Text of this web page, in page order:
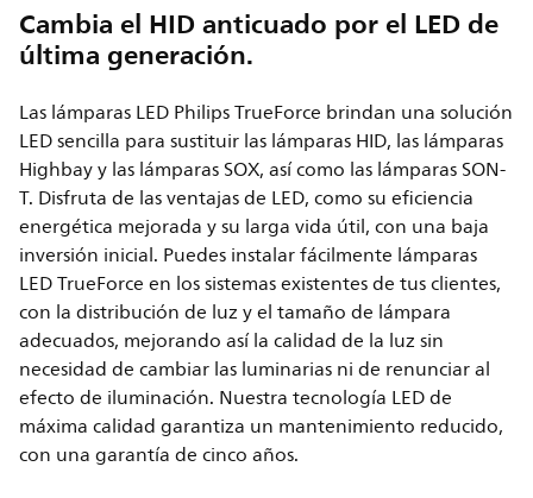
Cambia el HID anticuado por el LED de
última generación.
Las lámparas LED Philips TrueForce brindan una solución
LED sencilla para sustituir las lámparas HID, las lámparas
Highbay y las lámparas SOX, así como las lámparas SON-
T. Disfruta de las ventajas de LED, como su eficiencia
energética mejorada y su larga vida útil, con una baja
inversión inicial. Puedes instalar fácilmente lámparas
LED TrueForce en los sistemas existentes de tus clientes,
con la distribución de luz y el tamaño de lámpara
adecuados, mejorando así la calidad de la luz sin
necesidad de cambiar las luminarias ni de renunciar al
efecto de iluminación. Nuestra tecnología LED de
máxima calidad garantiza un mantenimiento reducido,
con una garantía de cinco años.